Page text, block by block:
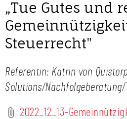
„Tue Gutes und
Steuerrecht"
Referentin: Kat­rin von
Solutions/Nachfolgeberatung/
2022_12_13-